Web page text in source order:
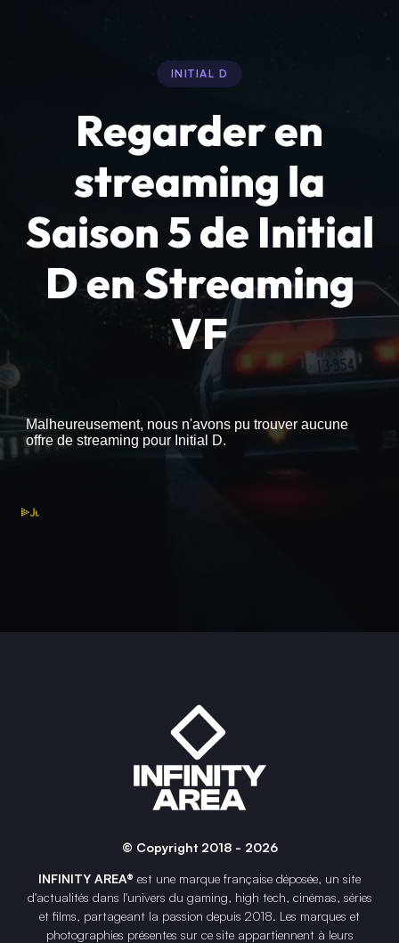
INITIAL D
Regarder en
streaming la
Saison 5 de Initial
D en Streaming
VF
© Copyright 2018 - 2026
INFINITY AREA® est une marque française déposée, un site
d'actualités dans l'univers du gaming, high tech, cinémas, séries
et films, partageant la passion depuis 2018. Les marques et
photographies présentes sur ce site appartiennent à leurs